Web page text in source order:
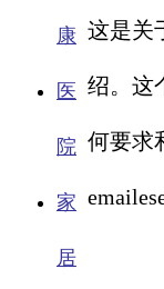
康
医
院
家
居
这是关
绍。这
何要求